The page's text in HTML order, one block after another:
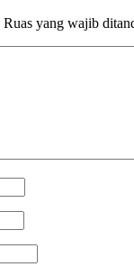
Ruas yang wajib